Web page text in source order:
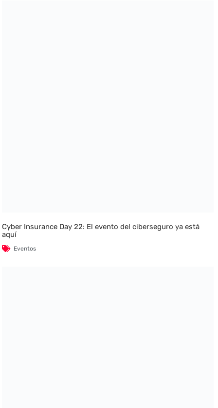
Cyber Insurance Day 22: El evento del ciberseguro ya está
aquí
Eventos